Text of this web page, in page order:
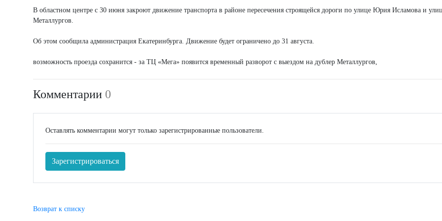
В областном центре с 30 июня закроют движение транспорта в районе пересечения строящейся дороги по улице Юрия Исламова и
Металлургов.
Об этом сообщила администрация Екатеринбурга. Движение будет ограничено до 31 августа.
возможность проезда сохранится - за ТЦ «Мега» появится временный разворот с выездом на дублер Металлургов,
Комментарии 0
Оставлять комментарии могут только зарегистрированные пользователи.
Зарегистрироваться
Возврат к списку